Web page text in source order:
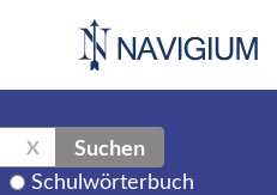
X Suchen
Schulwörterbuch